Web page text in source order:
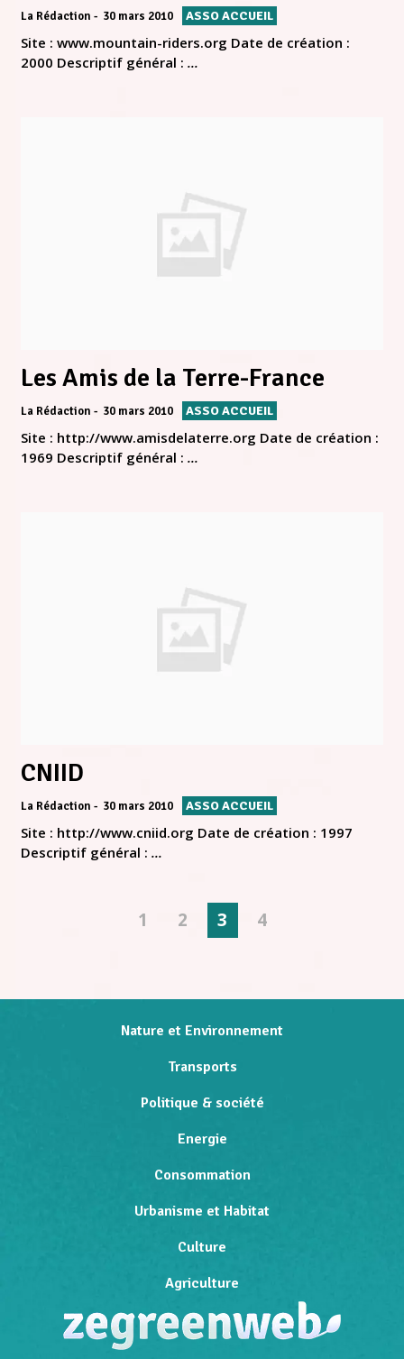
La Rédaction 30 mars 2010 ASSO ACCUEIL
Site : www.mountain-riders.org Date de création :
2000 Descriptif général : ...
Les Amis de la Terre-France
La Rédaction 30 mars 2010 ASSO ACCUEIL
Site : http://www.amisdelaterre.org Date de création :
1969 Descriptif général : ...
CNIID
La Rédaction 30 mars 2010 ASSO ACCUEIL
Site : http://www.cniid.org Date de création : 1997
Descriptif général : ...
1 2 3 4
Nature et Environnement
Transports
Politique & société
Energie
Consommation
Urbanisme et Habitat
Culture
Agriculture